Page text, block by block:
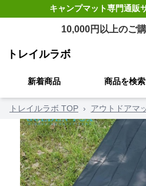
キャンプマット専門通販
10,000円以上のご
トレイルラボ
新着商品 商品を検索
トレイルラボ TOP › アウトドアマ